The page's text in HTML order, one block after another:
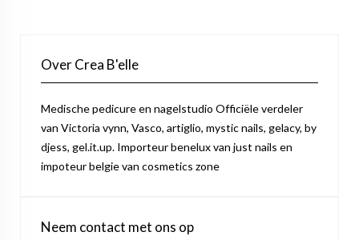
Over Crea B'elle
Medische pedicure en nagelstudio Officiële verdeler
van Victoria vynn, Vasco, artiglio, mystic nails, gelacy, by
djess, gel.it.up. Importeur benelux van just nails en
impoteur belgie van cosmetics zone
Neem contact met ons op